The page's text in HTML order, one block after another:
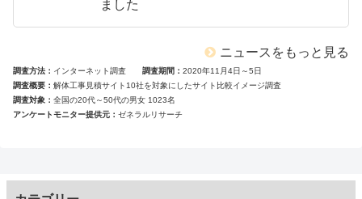
ました
ニュースをもっと見る
調査方法 インターネット調査 調査期間
2020年11月4日～5日
調査概要
解体工事見積サイト10社を対象にしたサイト比較イメージ調査
調査対象
全国の20代～50代の男女 1023名
アンケートモニター提供元
ゼネラルリサーチ